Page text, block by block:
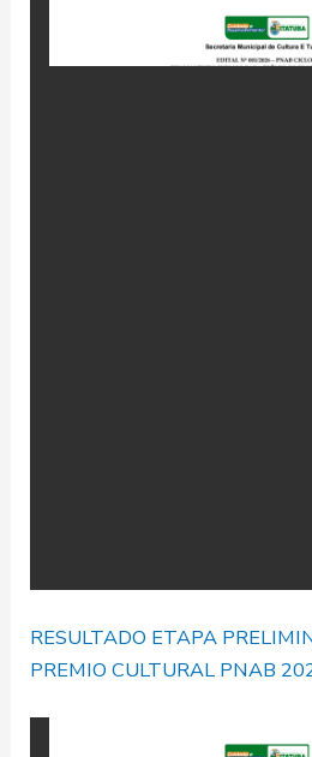
RESULTADO ETAPA
PREMIO CULTURAL PNAB